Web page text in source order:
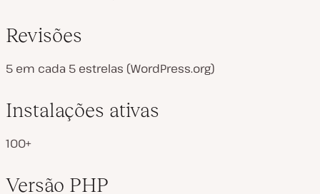
Revisões
5 em cada 5 estrelas (WordPress.org)
Instalações ativas
100+
Versão PHP